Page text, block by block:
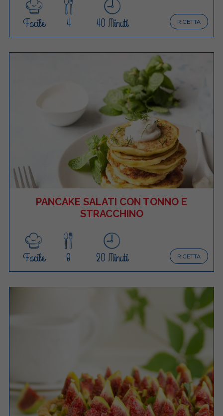
RICETTA
Facile 4 40 Minuti
PANCAKE SALATI CON TONNO E
STRACCHINO
RICETTA
Facile 8 20 Minuti